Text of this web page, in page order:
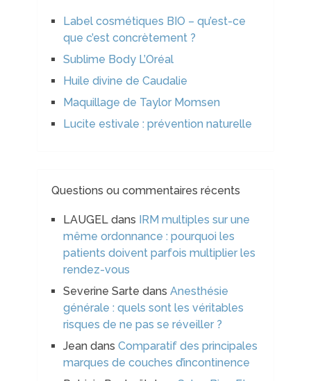
Label cosmétiques BIO – qu’est-ce
que c’est concrètement ?
Sublime Body L’Oréal
Huile divine de Caudalie
Maquillage de Taylor Momsen
Lucite estivale : prévention naturelle
Questions ou commentaires récents
LAUGELdans IRM multiples sur une
même ordonnance : pourquoi les
patients doivent parfois multiplier les
rendez-vous
Severine Sarte dans Anesthésie
générale : quels sont les véritables
risques de ne pas se réveiller ?
Jeandans Comparatif des principales
marques de couches d’incontinence